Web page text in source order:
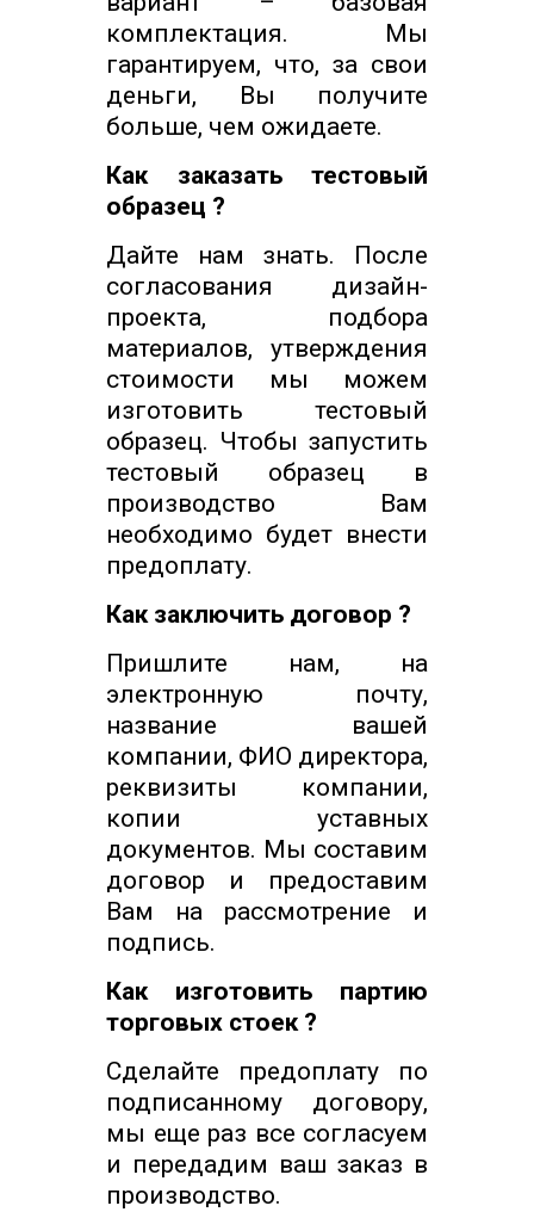
комплектация. Мы
гарантируем, что, за свои
деньги, Вы получите
больше, чем ожидаете.
Как заказать тестовый
образец ?
Дайте нам знать. После
согласования дизайн-
проекта, подбора
материалов, утверждения
стоимости мы можем
изготовить тестовый
образец. Чтобы запустить
тестовый образец в
производство Вам
необходимо будет внести
предоплату.
Как заключить договор ?
Пришлите нам, на
электронную почту,
название вашей
компании, ФИО директора,
реквизиты компании,
копии уставных
документов. Мы составим
договор и предоставим
Вам на рассмотрение и
подпись.
Как изготовить партию
торговых стоек ?
Сделайте предоплату по
подписанному договору,
мы еще раз все согласуем
и передадим ваш заказ в
производство.